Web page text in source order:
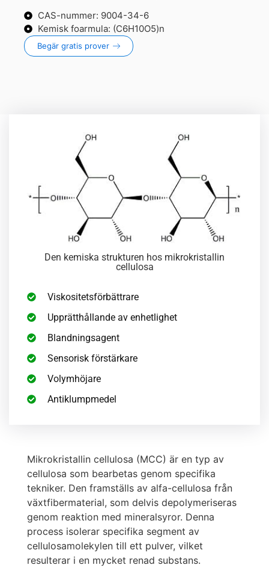
CAS-nummer: 9004-34-6
Kemisk foarmula: (C6H10O5)n
Begär gratis prover
Den kemiska strukturen hos mikrokristallin
cellulosa
Viskositetsförbättrare
Upprätthållande av enhetlighet
Blandningsagent
Sensorisk förstärkare
Volymhöjare
Antiklumpmedel
Mikrokristallin cellulosa (MCC) är en typ av
cellulosa som bearbetas genom specifika
tekniker. Den framställs av alfa-cellulosa från
växtfibermaterial, som delvis depolymeriseras
genom reaktion med mineralsyror. Denna
process isolerar specifika segment av
cellulosamolekylen till ett pulver, vilket
resulterar i en mycket renad substans.